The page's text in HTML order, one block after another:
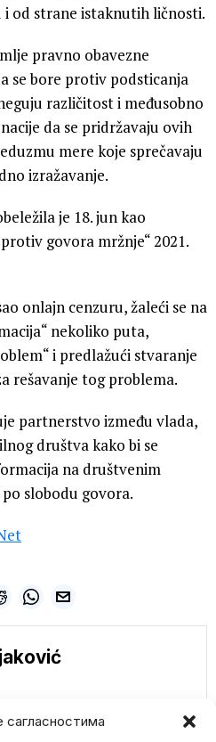
сагласностима
od strane istaknutih ličnosti.
pravno obavezne
se bore protiv podsticanja
različitost i međusobno
da se pridržavaju ovih
mere koje sprečavaju
izražavanje.
je 18. jun kao
govora mržnje“ 2021.
onlajn cenzuru, žaleći se na
nekoliko puta,
i predlažući stvaranje
rešavanje tog problema.
partnerstvo između vlada,
društva kako bi se
na društvenim
slobodu govora.